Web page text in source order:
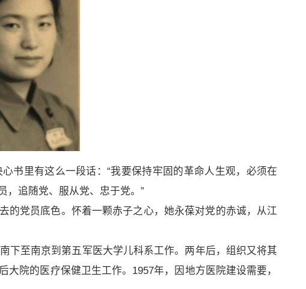
书里有这么一段话：“我要保持牢固的革命人生观，必须在
，追随党、服从党、忠于党。”
的党员底色。怀着一颗赤子之心，她永葆对党的赤诚，从江
下至南京到第五军医大学儿科系工作。两年后，组织又将其
院的医疗保健卫生工作。1957年，因地方医院建设需要，